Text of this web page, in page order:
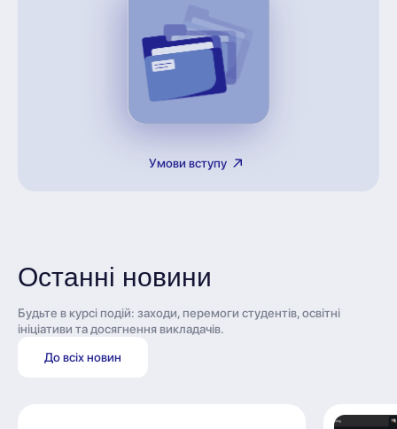
Умови вступу
Останні новини
Будьте в курсі подій: заходи, перемоги студентів, освітні
ініціативи та досягнення викладачів.
До всіх новин